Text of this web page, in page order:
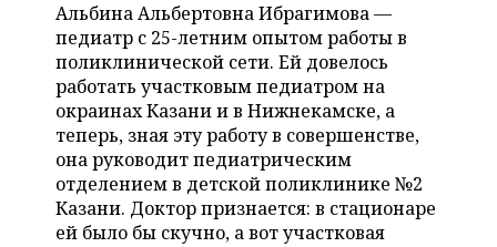
ВОЛЕЙБОЛ
КИБЕРСПОРТ
ФИГУРНОЕ КАТАНИЕ
ВОДНЫЕ ВИДЫ СПОРТА
ХОККЕЙ С МЯЧОМ
ИСТОРИЯ
КУЛЬТУРА
МЕДИЦИНА
ОБРАЗОВАНИЕ
ПРОИСШЕСТВИЯ
СПИСОК ПЕРСОН
СПИСОК КОМПАНИЙ
ПОЛНАЯ ВЕРСИЯ
Альбина Альбертовна Ибрагимова —
педиатр с 25-летним опытом работы в
поликлинической сети. Ей довелось
работать участковым педиатром на
окраинах Казани и в Нижнекамске, а
теперь, зная эту работу в совершенстве,
она руководит педиатрическим
отделением в детской поликлинике №2
Казани. Доктор признается: в стационаре
ей было бы скучно, а вот участковая